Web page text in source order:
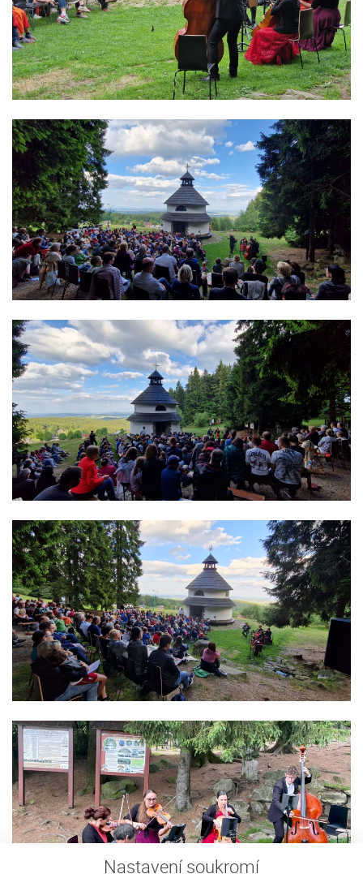
Nastavení soukromí